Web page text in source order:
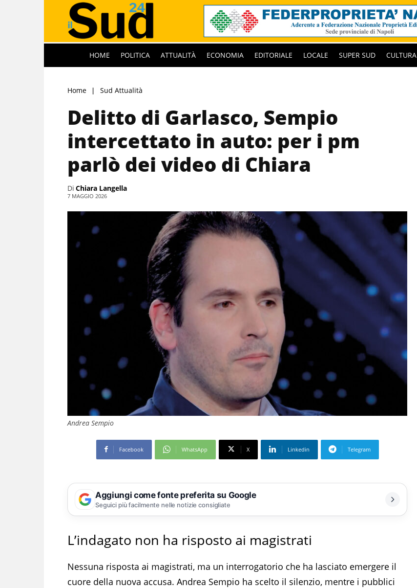
HOME POLITICA ATTUALITÀ ECONOMIA EDITORIALE LOCALE SUPER SUD CULTURA
Home Sud Attualità
Delitto di Garlasco, Sempio
intercettato in auto: per i pm
parlò dei video di Chiara
Di Chiara Langella
7 MAGGIO 2026
Andrea Sempio
Facebook WhatsApp X Linkedin Telegram
Aggiungi come fonte preferita su Google
Seguici più facilmente nelle notizie consigliate
L’indagato non ha risposto ai magistrati
Nessuna risposta ai magistrati, ma un interrogatorio che ha lasciato emergere il
cuore della nuova accusa. Andrea Sempio ha scelto il silenzio, mentre i pubblici